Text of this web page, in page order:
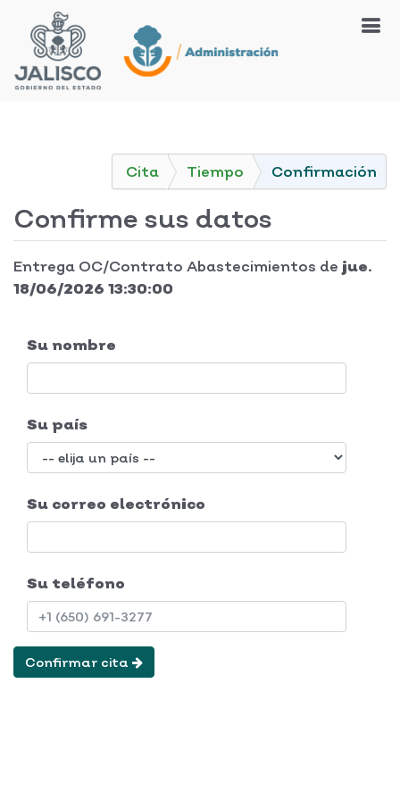
Cita Tiempo Confirmación
Confirme sus datos
Entrega OC/Contrato Abastecimientos de jue.
18/06/2026 13:30:00
Su nombre
Su país
Su correo electrónico
Su teléfono
Confirmar cita